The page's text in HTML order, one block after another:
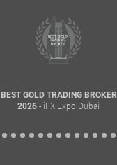
BEST GOLD TRADING BROKER
2026 - iFX Expo Dubai